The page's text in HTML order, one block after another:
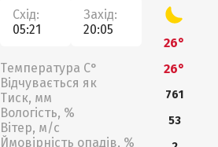
Схід:
05:21
Захід:
20:05
Температура С°
Відчувається як
Тиск, мм
Вологість, %
Вітер, м/с
Ймовірність опадів, %
26°
26°
761
53